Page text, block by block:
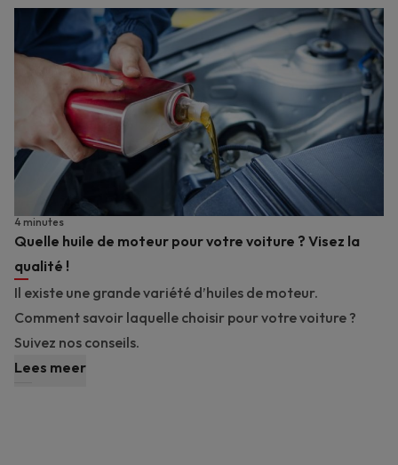
Quelle huile de moteur pour votre voiture ? Visez la
qualité !
4 minutes
Il existe une grande variété d’huiles de moteur.
Comment savoir laquelle choisir pour votre voiture ?
Suivez nos conseils.
Lees meer